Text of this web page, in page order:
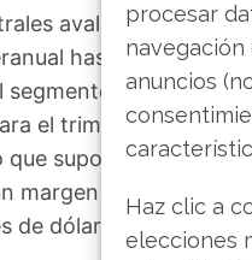
procesar
navegación
anuncios
Haz clic a
elecciones
avalan el
hasta 10.250
segmento de centros
el trimestre en
que supondría un
margen bruto
de dólares, un 253%